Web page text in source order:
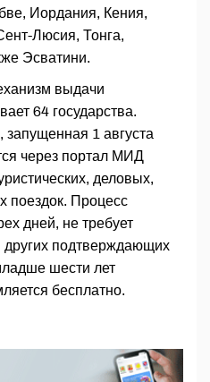
Иордания, Кения,
Люсия, Тонга,
Эсватини.
выдачи
64 государства.
1 августа
через портал МИД
деловых,
поездок. Процесс
дней, не требует
подтверждающих
шести лет
бесплатно.